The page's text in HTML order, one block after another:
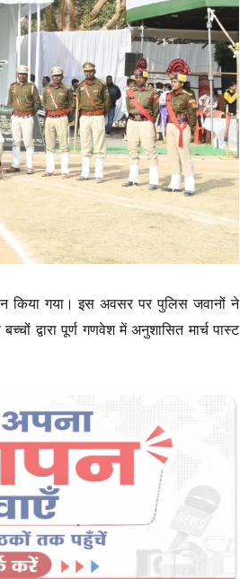
किया गया। इस अवसर पर पुलिस जवानों ने
द्वारा पूर्ण गणवेश में अनुशासित मार्च पास्ट